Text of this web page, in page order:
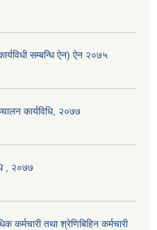
सम्बन्धि ऐन) ऐन २०७५
कार्यविधि, २०७७
, २०७७
कर्मचारी तथा श्रेणिबिहिन कर्मचारी